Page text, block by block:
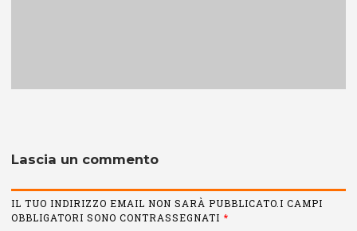
Lascia un commento
IL TUO INDIRIZZO EMAIL NON SARÀ PUBBLICATO.I CAMPI
OBBLIGATORI SONO CONTRASSEGNATI *